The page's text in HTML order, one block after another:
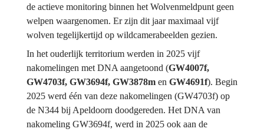
de actieve monitoring binnen het Wolvenmeldpunt geen
welpen waargenomen. Er zijn dit jaar maximaal vijf
wolven tegelijkertijd op wildcamerabeelden gezien.
In het ouderlijk territorium werden in 2025 vijf
nakomelingen met DNA aangetoond (GW4007f,
GW4703f, GW3694f, GW3878m en GW4691f). Begin
2025 werd één van deze nakomelingen (GW4703f) op
de N344 bij Apeldoorn doodgereden. Het DNA van
nakomeling GW3694f, werd in 2025 ook aan de